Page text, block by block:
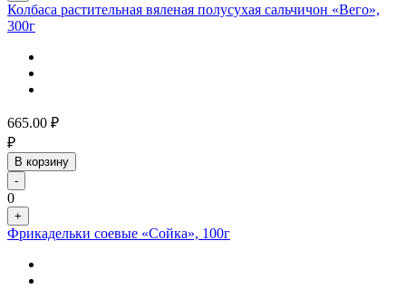
Колбаса растительная вяленая полусухая сальчичон «Вего»,
300г
665.00 ₽
₽
В корзину
-
0
+
Фрикадельки соевые «Сойка», 100г